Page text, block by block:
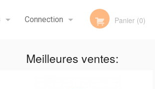
Connection
Inscription
Panier (0)
Meilleures ventes: